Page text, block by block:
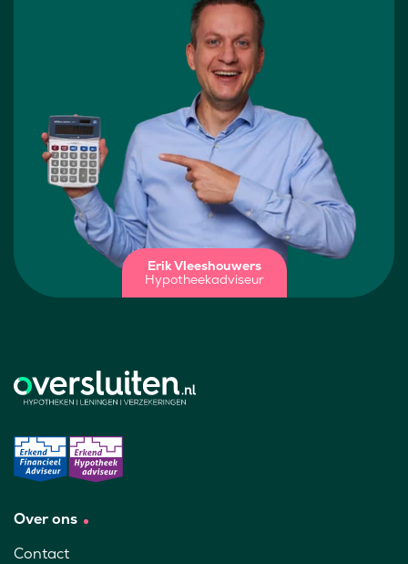
Erik Vleeshouwers
Hypotheekadviseur
Over ons
Contact